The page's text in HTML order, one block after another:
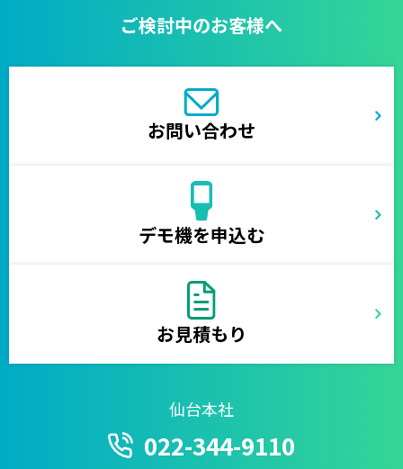
ご検討中のお客様へ
お問い合わせ
デモ機を申込む
お見積もり
仙台本社
022-344-9110